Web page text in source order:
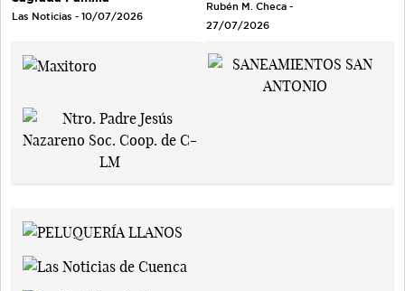
Las Noticias - 10/07/2026
Rubén M. Checa -
27/07/2026